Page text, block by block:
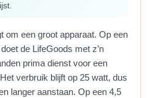
om een groot apparaat. Op een
de LifeGoods met z’n
prima dienst voor een
verbruik blijft op 25 watt, dus
langer aanstaan. Op een 4,5